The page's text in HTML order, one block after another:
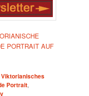
PORTRAIT AUF
Viktorianisches
Portrait,